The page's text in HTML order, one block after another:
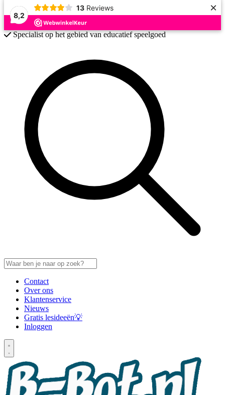
8,2
13 Reviews ×
Specialist op het gebied van educatief speelgoed
Contact
Over ons
Klantenservice
Nieuws
Gratis lesideeën💡
Inloggen